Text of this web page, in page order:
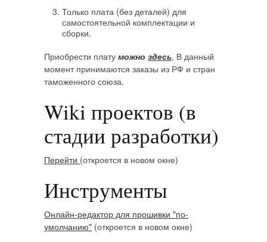
Только плата (без деталей) для
самостоятельной комплектации и
сборки.
Приобрести плату можно здесь, В данный
момент принимаются заказы из РФ и стран
таможенного союза.
Wiki проектов (в
стадии разработки)
Перейти (откроется в новом окне)
Инструменты
Онлайн-редактор для прошивки "по-
умолчанию" (откроется в новом окне)